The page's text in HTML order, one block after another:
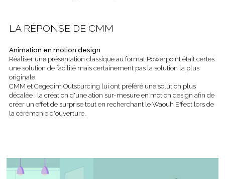
LA RÉPONSE DE CMM
Animation en motion design
Réaliser une présentation classique au format Powerpoint était certes
une solution de facilité mais certainement pas la solution la plus
originale.
CMM et Cegedim Outsourcing lui ont préféré une solution plus
décalée : la création d'une ation sur-mesure en motion design afin de
créer un effet de surprise tout en recherchant le Waouh Effect lors de
la cérémonie d'ouverture.